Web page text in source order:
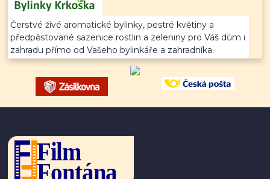
Čerstvé živé aromatické bylinky, pestré květiny a
předpěstované sazenice rostlin a zeleniny pro Váš dům i
zahradu přímo od Vašeho bylinkáře a zahradníka.